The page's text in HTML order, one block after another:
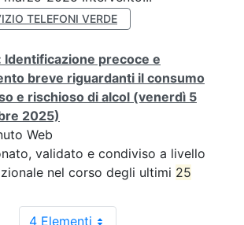
TELEFONI VERDE
Identificazione precoce e
breve riguardanti il consumo
e rischioso di alcol (venerdì 5
2025)
Web
validato e condiviso a livello
nel corso degli ultimi 25
4 Elementi